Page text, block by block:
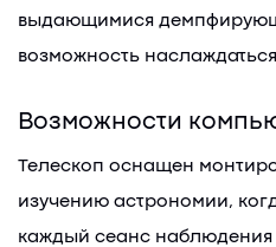
выдающимися
возможность
Возможности
Телескоп оснащен
изучению астрономии,
каждый сеанс